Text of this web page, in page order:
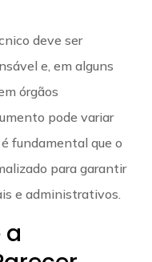
deve ser
e, em alguns
órgãos
pode variar
fundamental que o
para garantir
e administrativos.
a